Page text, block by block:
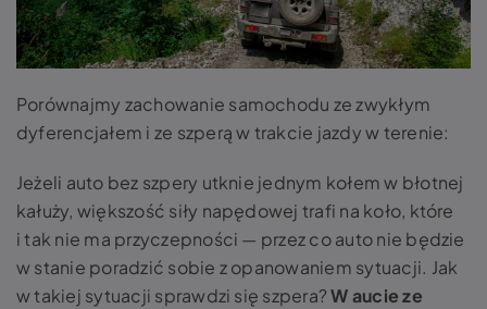
Porównajmy zachowanie samochodu ze zwykłym
dyferencjałem i ze szperą w trakcie jazdy w terenie:
Jeżeli auto bez szpery utknie jednym kołem w błotnej
kałuży, większość siły napędowej trafi na koło, które
i tak nie ma przyczepności — przez co auto nie będzie
w stanie poradzić sobie z opanowaniem sytuacji. Jak
w takiej sytuacji sprawdzi się szpera?W aucieze